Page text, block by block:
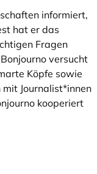
informiert,
hat er das
Fragen
versucht
Köpfe sowie
Journalist*innen
kooperiert